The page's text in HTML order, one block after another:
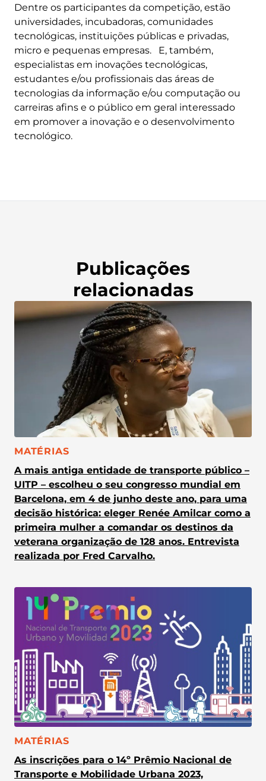
Dentre os participantes da competição, estão
universidades, incubadoras, comunidades
tecnológicas, instituições públicas e privadas,
micro e pequenas empresas. E, também,
especialistas em inovações tecnológicas,
estudantes e/ou profissionais das áreas de
tecnologias da informação e/ou computação ou
carreiras afins e o público em geral interessado
em promover a inovação e o desenvolvimento
tecnológico.
Publicações
relacionadas
CATEGORIA:
MATÉRIAS
A mais antiga entidade de transporte público –
UITP – escolheu o seu congresso mundial em
Barcelona, em 4 de junho deste ano, para uma
decisão histórica: eleger Renée Amilcar como a
primeira mulher a comandar os destinos da
veterana organização de 128 anos. Entrevista
realizada por Fred Carvalho.
CATEGORIA:
MATÉRIAS
As inscrições para o 14º Prêmio Nacional de
Transporte e Mobilidade Urbana 2023,